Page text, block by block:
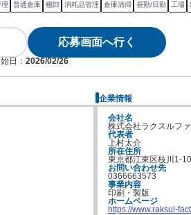
普通倉庫 棚卸 消耗品管理 倉庫清掃 昼勤/日勤 工場
応募画面へ行く
日： 2026/02/26
企業情報
会社名
株式会社ラクスルフ
代表者
上村太介
所在住所
東京都江東区枝川1-
お問い合わせ先
0366663573
事業内容
印刷・製版
ホームページ
https://www.raksul-